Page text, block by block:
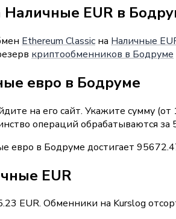
Наличные EUR в
Ethereum Classic на Наличные
криптообменников в Бодруме
евро в Бодруме
на его сайт. Укажите сумму
операций обрабатываются за
евро в Бодруме достигает
EUR
EUR. Обменники на Kurslog